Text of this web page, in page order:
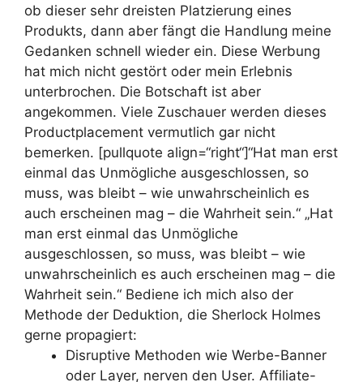
ob dieser sehr dreisten Platzierung eines
Produkts, dann aber fängt die Handlung meine
Gedanken schnell wieder ein. Diese Werbung
hat mich nicht gestört oder mein Erlebnis
unterbrochen. Die Botschaft ist aber
angekommen. Viele Zuschauer werden dieses
Productplacement vermutlich gar nicht
bemerken. [pullquote align=“right“]“Hat man erst
einmal das Unmögliche ausgeschlossen, so
muss, was bleibt – wie unwahrscheinlich es
auch erscheinen mag – die Wahrheit sein.“ „Hat
man erst einmal das Unmögliche
ausgeschlossen, so muss, was bleibt – wie
unwahrscheinlich es auch erscheinen mag – die
Wahrheit sein.“ Bediene ich mich also der
Methode der Deduktion, die Sherlock Holmes
gerne propagiert:
Disruptive Methoden wie Werbe-Banner
oder Layer, nerven den User. Affiliate-